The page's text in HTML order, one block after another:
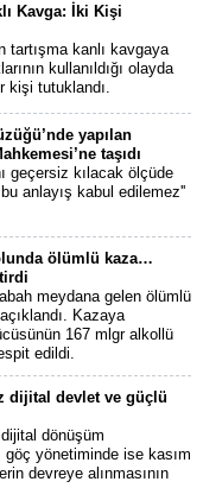
Kavga: İki Kişi
tartışma kanlı kavgaya
kullanıldığı olayda
kişi tutuklandı.
yapılan
taşıdı
geçersiz kılacak ölçüde
anlayış kabul edilemez''
ölümlü kaza…
meydana gelen ölümlü
Kazaya
167 mlgr alkollü
edildi.
dijital devlet ve güçlü
dönüşüm
göç yönetiminde ise kasım
devreye alınmasının